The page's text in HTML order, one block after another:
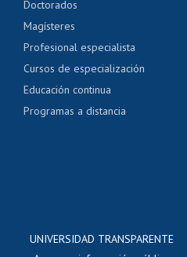
Doctorados
Magísteres
Profesional especialista
Cursos de especialización
Educación continua
Programas a distancia
UNIVERSIDAD TRANSPARENTE